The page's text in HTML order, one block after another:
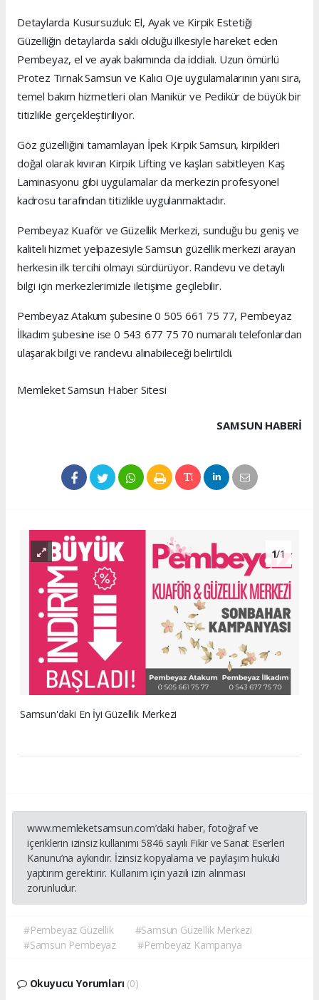
Detaylarda Kusursuzluk: El, Ayak ve Kirpik Estetiği
Güzelliğin detaylarda saklı olduğu ilkesiyle hareket eden
Pembeyaz, el ve ayak bakımında da iddialı. Uzun ömürlü
Protez Tırnak Samsun ve Kalıcı Oje uygulamalarının yanı sıra,
temel bakım hizmetleri olan Manikür ve Pedikür de büyük bir
titizlikle gerçekleştiriliyor.
Göz güzelliğini tamamlayan İpek Kirpik Samsun, kirpikleri
doğal olarak kıvıran Kirpik Lifting ve kaşları sabitleyen Kaş
Laminasyonu gibi uygulamalar da merkezin profesyonel
kadrosu tarafından titizlikle uygulanmaktadır.
Pembeyaz Kuaför ve Güzellik Merkezi, sunduğu bu geniş ve
kaliteli hizmet yelpazesiyle Samsun güzellik merkezi arayan
herkesin ilk tercihi olmayı sürdürüyor. Randevu ve detaylı
bilgi için merkezlerimizle iletişime geçilebilir.
Pembeyaz Atakum şubesine 0 505 661 75 77, Pembeyaz
İlkadım şubesine ise 0 543 677 75 70 numaralı telefonlardan
ulaşarak bilgi ve randevu alınabileceği belirtildi.
Memleket Samsun Haber Sitesi
SAMSUN HABERİ
1/1
Samsun'daki En İyi Güzellik Merkezi
www.memleketsamsun.com’daki haber, fotoğraf ve
içeriklerin izinsiz kullanımı 5846 sayılı Fikir ve Sanat Eserleri
Kanunu’na aykırıdır. İzinsiz kopyalama ve paylaşım hukuki
yaptırım gerektirir. Kullanım için yazılı izin alınması
zorunludur.
#Pembeyaz Güzellik
#Samsun Güzellik Merkezi
#Samsun Pembeyaz
#Pembeyaz Kampanya
Okuyucu Yorumları (0)